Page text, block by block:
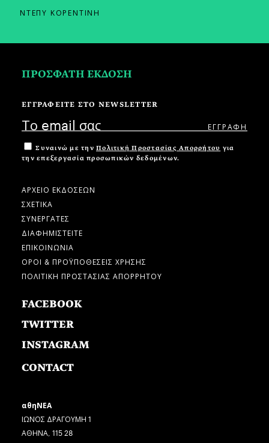
ΝΤΕΠΥ ΚΟΡΕΝΤΙΝΗ
ΠΡΟΣΦΑΤΗ ΕΚΔΟΣΗ
ΕΓΓΡΑΦΕΙΤΕ ΣΤΟ NEWSLETTER
Συναινώ με την Πολιτική Προστασίας Απορρήτου για
την επεξεργασία προσωπικών δεδομένων.
ΑΡΧΕΙΟ ΕΚΔΟΣΕΩΝ
ΣΧΕΤΙΚΑ
ΣΥΝΕΡΓΑΤΕΣ
ΔΙΑΦΗΜΙΣΤΕΙΤΕ
ΕΠΙΚΟΙΝΩΝΙΑ
ΟΡΟΙ & ΠΡΟΫΠΟΘΕΣΕΙΣ ΧΡΗΣΗΣ
ΠΟΛΙΤΙΚΗ ΠΡΟΣΤΑΣΙΑΣ ΑΠΟΡΡΗΤΟΥ
FACEBOOK
TWITTER
INSTAGRAM
CONTACT
αθηΝΕΑ
ΙΩΝΟΣ ΔΡΑΓΟΥΜΗ 1
ΑΘΗΝΑ, 115 28